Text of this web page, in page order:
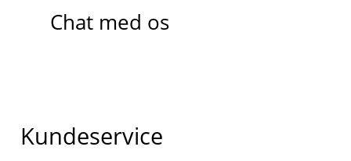
Chat med os
Kundeservice